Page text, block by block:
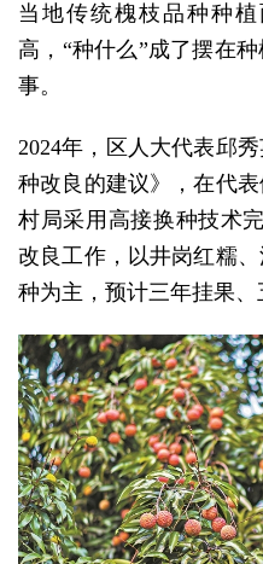
当地传统槐枝品种种
高，“种什么”成了摆在
事。
2024年，区人大代表邱
种改良的建议》，在代
村局采用高接换种技术
改良工作，以井岗红糯
种为主，预计三年挂果、